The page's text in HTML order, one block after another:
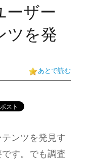
ーザー
ツを発
あとで読む
ンツを発見す
す。でも調査